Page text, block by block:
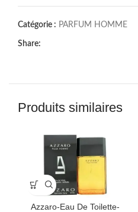
Catégorie : PARFUM HOMME
Share:
Produits similaires
Azzaro-Eau De Toilette-